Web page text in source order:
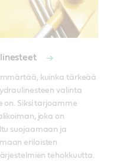
kuinka tärkeää
valinta
on. Siksi tarjoamme
joka on
suojaamaan ja
erilaisten
tehokkuutta.